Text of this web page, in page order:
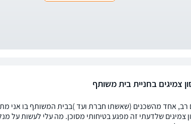
צמיגים בחניית בית משותף
רב, אחד מהשכנים (שאשתו חברת ועד )בבית המשותף בו אני
צמיגים שלדעתי זה מפגע בטיחותי מסוכן. מה עלי לעשות על